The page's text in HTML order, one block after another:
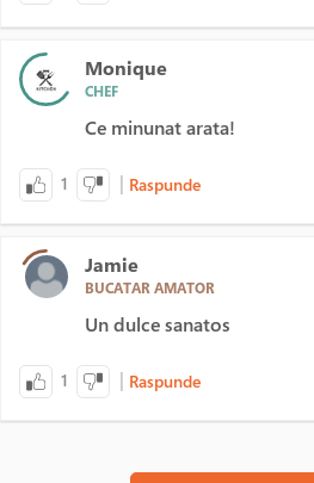
Monique
CHEF
Ce minunat arata!
1 | Raspunde
Jamie
BUCATAR AMATOR
Un dulce sanatos
1 | Raspunde